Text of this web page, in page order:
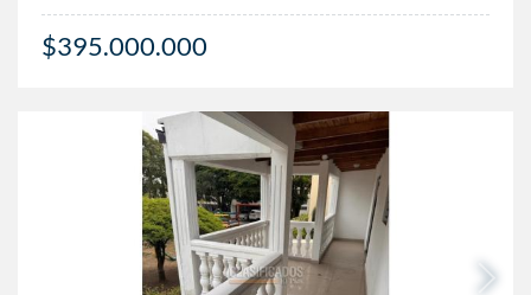
$395.000.000